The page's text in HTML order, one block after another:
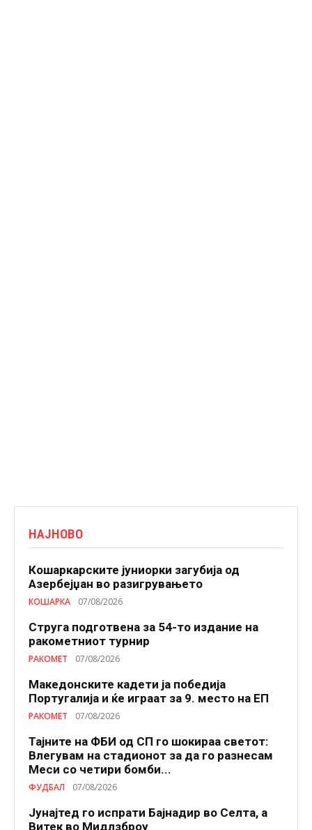
НАЈНОВО
Кошаркарските јуниорки загубија од
Азербејџан во разигрувањето
КОШАРКА 07/08/2026
Струга подготвена за 54-то издание на
ракометниот турнир
РАКОМЕТ 07/08/2026
Македонските кадети ја победија
Португалија и ќе играат за 9. место на ЕП
РАКОМЕТ 07/08/2026
Тајните на ФБИ од СП го шокираа светот:
Влегувам на стадионот за да го разнесам
Меси со четири бомби...
ФУДБАЛ 07/08/2026
Јунајтед го испрати Бајнадир во Селта, а
Витек во Мидлзброу